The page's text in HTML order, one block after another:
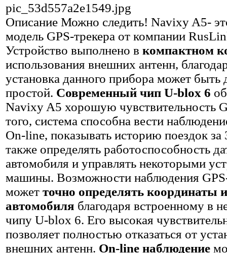
pic_53d557a2e1549.jpg
Описание Можно следить! Navixy A5-
модель GPS-трекера от компании
Устройство выполнено в компактном
использования внешних антенн,
установка данного прибора может быть
простой. Современный чип U-blox 6
Navixy A5 хорошую чувствительность
того, система способна вести
On-line, показывать историю поездок за
также определять работоспособность
автомобиля и управлять некоторыми
машины. Возможности наблюдения
может точно определять координаты
автомобиля благодаря встроенному в
чипу U-blox 6. Его высокая
позволяет полностью отказаться от
внешних антенн. On-line наблюдение